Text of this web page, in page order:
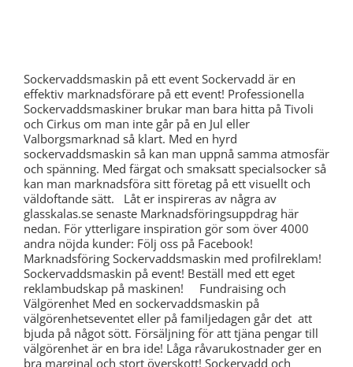
Sockervaddsmaskin på ett event Sockervadd är en
effektiv marknadsförare på ett event! Professionella
Sockervaddsmaskiner brukar man bara hitta på Tivoli
och Cirkus om man inte går på en Jul eller
Valborgsmarknad så klart. Med en hyrd
sockervaddsmaskin så kan man uppnå samma atmosfär
och spänning. Med färgat och smaksatt specialsocker så
kan man marknadsföra sitt företag på ett visuellt och
väldoftande sätt. Låt er inspireras av några av
glasskalas.se senaste Marknadsföringsuppdrag här
nedan. För ytterligare inspiration gör som över 4000
andra nöjda kunder: Följ oss på Facebook!
Marknadsföring Sockervaddsmaskin med profilreklam!
Sockervaddsmaskin på event! Beställ med ett eget
reklambudskap på maskinen! Fundraising och
Välgörenhet Med en sockervaddsmaskin på
välgörenhetseventet eller på familjedagen går det att
bjuda på något sött. Försäljning för att tjäna pengar till
välgörenhet är en bra ide! Låga råvarukostnader ger en
bra marginal och stort överskott! Sockervadd och